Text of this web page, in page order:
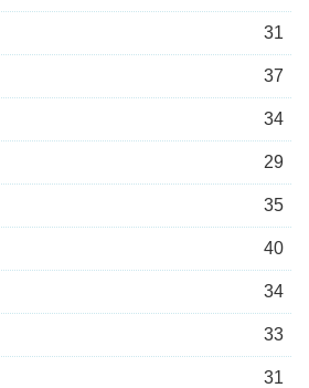
31
37
34
29
35
40
34
33
31